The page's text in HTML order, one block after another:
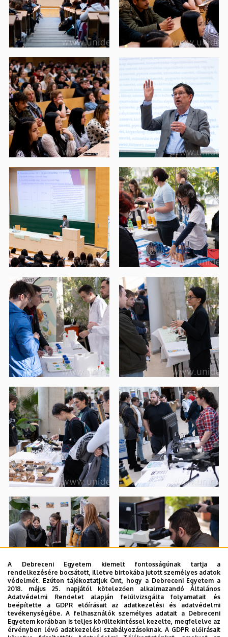
A Debreceni Egyetem kiemelt fontosságúnak tartja a
rendelkezésére bocsátott, illetve birtokába jutott személyes adatok
védelmét. Ezúton tájékoztatjuk Önt, hogy a Debreceni Egyetem a
2018. május 25. napjától kötelezően alkalmazandó Általános
Adatvédelmi Rendelet alapján felülvizsgálta folyamatait és
beépítette a GDPR előírásait az adatkezelési és adatvédelmi
tevékenységébe. A felhasználók személyes adatait a Debreceni
Egyetem korábban is teljes körültekintéssel kezelte, megfelelve az
érvényben lévő adatkezelési szabályozásoknak. A GDPR előírásait